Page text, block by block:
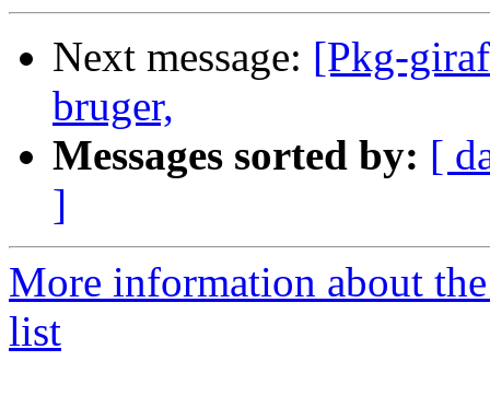
Next message: [Pkg-
bruger,
Messages sorted by: [
]
More information about
list